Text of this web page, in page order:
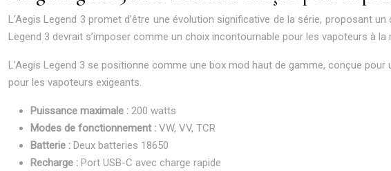
L’Aegis Legend 3 promet d’être une évolution significative de la série, proposant
Legend 3 devrait s’imposer comme un choix incontournable pour les vapoteurs à
L’Aegis Legend 3 se positionne comme une box mod haut de gamme, conçue
pour les vapoteurs exigeants.
Puissance maximale : 200 watts
Modes de fonctionnement : VW, VV, TCR
Batterie : Deux batteries 18650
Recharge : Port USB-C avec charge rapide